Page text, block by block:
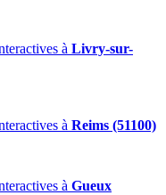
à Livry-sur-
à Reims (51100)
à Gueux